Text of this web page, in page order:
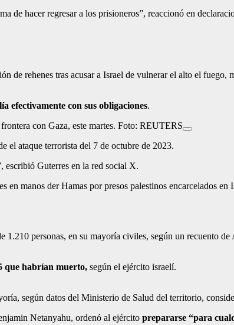
de hacer regresar a los prisioneros”, reaccionó en
de rehenes tras acusar a Israel de vulnerar el alto el fuego,
efectivamente con sus obligaciones.
con Gaza, este martes. Foto: REUTERS
el ataque terrorista del 7 de octubre de 2023.
escribió Guterres en la red social X.
manos der Hamas por presos palestinos encarcelados en
personas, en su mayoría civiles, según un recuento de
que habrían muerto, según el ejército israelí.
según datos del Ministerio de Salud del territorio,
Netanyahu, ordenó al ejército prepararse “para